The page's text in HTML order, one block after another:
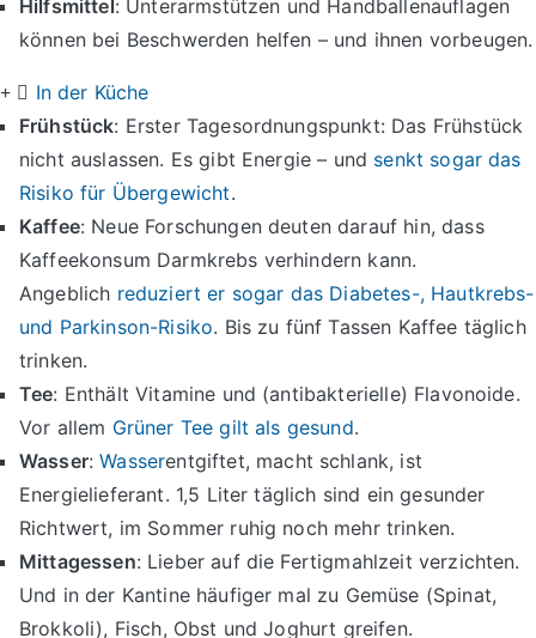
Hilfsmittel: Unterarmstützen und Handballenauflagen
können bei Beschwerden helfen – und ihnen vorbeugen.
In der Küche
Frühstück: Erster Tagesordnungspunkt: Das Frühstück
nicht auslassen. Es gibt Energie – und senkt sogar das
Risiko für Übergewicht.
Kaffee: Neue Forschungen deuten darauf hin, dass
Kaffeekonsum Darmkrebs verhindern kann.
Angeblich reduziert er sogar das Diabetes-, Hautkrebs-
und Parkinson-Risiko. Bis zu fünf Tassen Kaffee täglich
trinken.
Tee: Enthält Vitamine und (antibakterielle) Flavonoide.
Vor allem Grüner Tee gilt als gesund.
Wasser:Wasserentgiftet, macht schlank, ist
Energielieferant. 1,5 Liter täglich sind ein gesunder
Richtwert, im Sommer ruhig noch mehr trinken.
Mittagessen: Lieber auf die Fertigmahlzeit verzichten.
Und in der Kantine häufiger mal zu Gemüse (Spinat,
Brokkoli), Fisch, Obst und Joghurt greifen.